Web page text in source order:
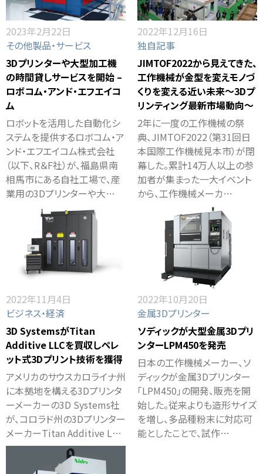
2023年2月22日
その他製品・サービス
3Dプリンターや大型加工機
の時間貸しサービスを開始 –
ロボコム・アンド・エフエイコ
ム
ロボットを活用した自動化シ
ステムを提供するロボコム・ア
ンド・エフエイコム株式会社
（以下、R＆F社）が、福島県南
相馬市にある自社工場で、産
業用の3Dプリンターや大…
2022年12月16日
独自記事
JIMTOF2022から見えてきた、
工作機械が金型を変えモノづ
くりを変える近い未来～3Dプ
リンティング最新市場動向～
2年に一度の工作機械の祭
典、JIMTOF2022（第31回日
本国際工作機械見本市）が閉
幕した。累計14万人以上の参
加者が集まった一大イベント
から、工作機械メーカ…
2022年11月4日
ビジネス・経済
3D SystemsがTitan
Additive LLCを買収しペレ
ット式3Dプリント技術を獲得
アメリカのサウスカロライナ州
に本拠地を構える3Dプリンタ
ーメーカーの3D Systems社
が、コロラド州の3Dプリンター
メーカーTitan Additive L…
2022年10月20日
金属3Dプリンター
ソディックが大型金属3Dプリ
ンターLPM450を発売
日本の工作機械メーカー、ソ
ディックが金属3Dプリンター
「LPM450」の開発、販売を開
始した。従来よりも造形サイズ
を増し、多品種粉末に対応可
能としたことで、試作…